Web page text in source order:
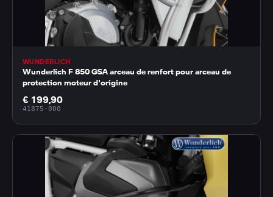
WUNDERLICH
Wunderlich F 850 GSA arceau de renfort pour arceau de
protection moteur d'origine
€ 199,90
41875-000